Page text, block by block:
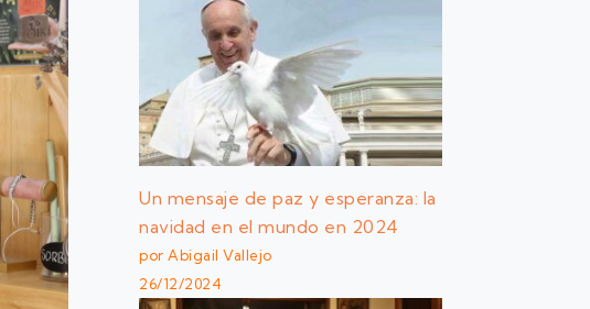
Un mensaje de paz y esperanza: la
navidad en el mundo en 2024
por Abigail Vallejo
26/12/2024